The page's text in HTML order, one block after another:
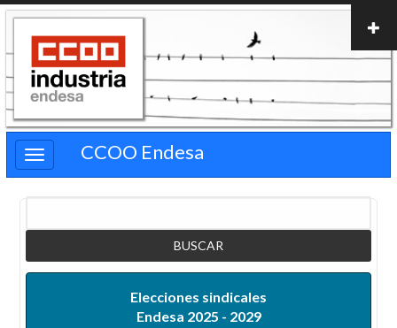
Pasar
contenido
principal
CCOO Endesa
Elecciones sindicales
Endesa 2025 - 2029